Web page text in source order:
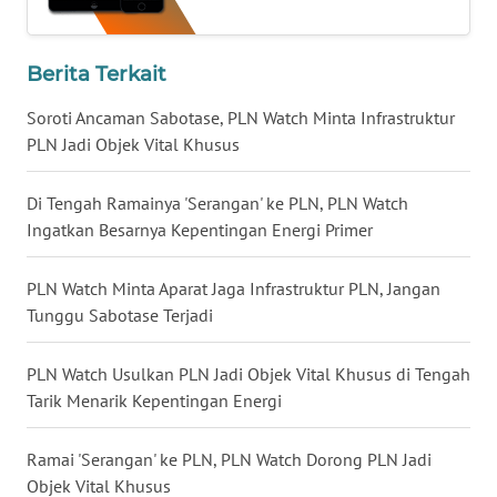
Berita Terkait
Soroti Ancaman Sabotase, PLN Watch Minta Infrastruktur
PLN Jadi Objek Vital Khusus
Di Tengah Ramainya 'Serangan' ke PLN, PLN Watch
Ingatkan Besarnya Kepentingan Energi Primer
PLN Watch Minta Aparat Jaga Infrastruktur PLN, Jangan
Tunggu Sabotase Terjadi
PLN Watch Usulkan PLN Jadi Objek Vital Khusus di Tengah
Tarik Menarik Kepentingan Energi
Ramai 'Serangan' ke PLN, PLN Watch Dorong PLN Jadi
Objek Vital Khusus
NUSANTARA
JOGJA
WN
JATIM
WN
BALI
WN
KALBAR
WN
KALTENG